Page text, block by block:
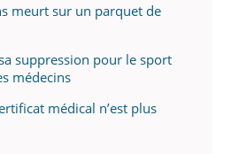
meurt sur un parquet de
suppression pour le sport
médecins
médical n’est plus